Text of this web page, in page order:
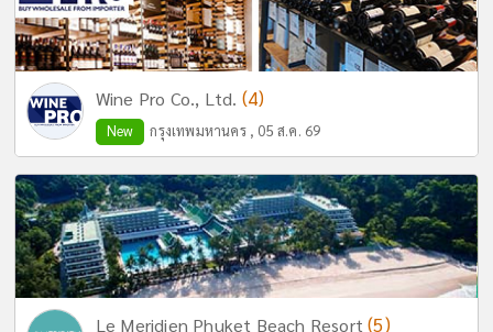
Wine Pro Co., Ltd. (4)
New กรุงเทพมหานคร , 05 ส.ค. 69
Le Meridien Phuket Beach Resort(5)